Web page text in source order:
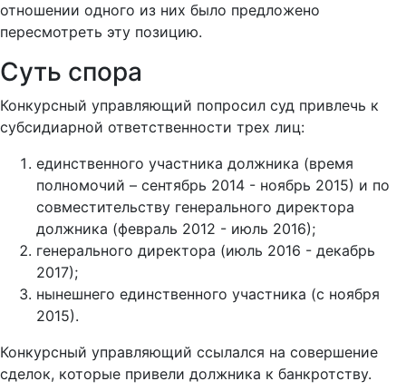
отношении одного из них было предложено
пересмотреть эту позицию.
Суть спора
Конкурсный управляющий попросил суд привлечь к
субсидиарной ответственности трех лиц:
единственного участника должника (время
полномочий – сентябрь 2014 - ноябрь 2015) и по
совместительству генерального директора
должника (февраль 2012 - июль 2016);
генерального директора (июль 2016 - декабрь
2017);
нынешнего единственного участника (с ноября
2015).
Конкурсный управляющий ссылался на совершение
сделок, которые привели должника к банкротству.